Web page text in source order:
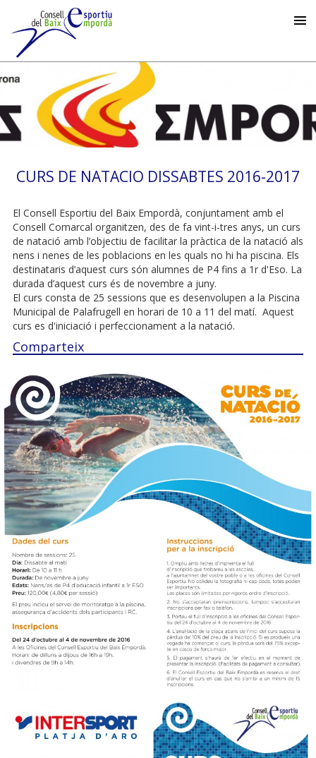
CURS DE NATACIO DISSABTES 2016-2017
El Consell Esportiu del Baix Empordà, conjuntament amb el
Consell Comarcal organitzen, des de fa vint-i-tres anys, un curs
de natació amb l’objectiu de facilitar la pràctica de la natació als
nens i nenes de les poblacions en les quals no hi ha piscina. Els
destinataris d’aquest curs són alumnes de P4 fins a 1r d'Eso. La
durada d’aquest curs és de novembre a juny.
El curs consta de 25 sessions que es desenvolupen a la Piscina
Municipal de Palafrugell en horari de 10 a 11 del matí. Aquest
curs es d'iniciació i perfeccionament a la natació.
Comparteix